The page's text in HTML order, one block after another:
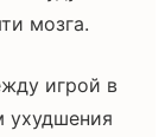
мозга.
игрой в
ухудшения